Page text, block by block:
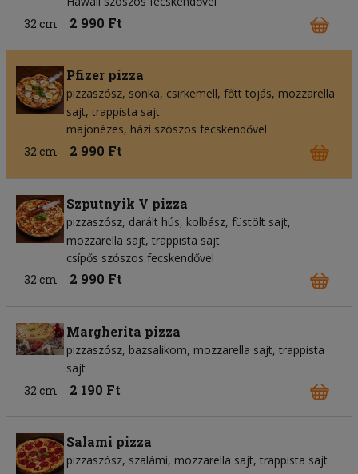
32 cm
2 990 Ft
Pfizer pizza
pizzaszósz sonka csirkemell főtt tojás mozzarella
sajt trappista sajt
majonézes, házi szószos fecskendővel
32 cm
2 990 Ft
Szputnyik V pizza
pizzaszósz darált hús kolbász füstölt sajt
mozzarella sajt trappista sajt
csípős szószos fecskendővel
32 cm
2 990 Ft
Margherita pizza
pizzaszósz bazsalikom mozzarella sajt trappista
sajt
32 cm
2 190 Ft
Salami pizza
pizzaszósz szalámi mozzarella sajt trappista sajt